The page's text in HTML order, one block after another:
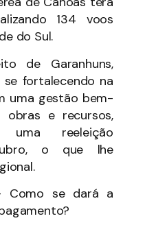
134 voos
do Sul.
de Garanhuns,
se fortalecendo na
uma gestão bem-
obras e recursos,
reeleição
o que lhe
Como se dará a